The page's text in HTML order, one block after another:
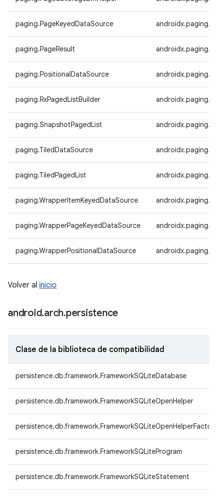
paging.PageKeyedDataSource
paging.PageResult
paging.PositionalDataSource
paging.RxPagedListBuilder
paging.SnapshotPagedList
paging.TiledDataSource
paging.TiledPagedList
paging.WrapperItemKeyedDataSource
paging.WrapperPageKeyedDataSource
paging.WrapperPositionalDataSource
Volver al inicio
android.arch.persistence
Clase de la biblioteca de compatibilidad
persistence.db.framework.FrameworkSQLiteDatabase
persistence.db.framework.FrameworkSQLiteOpenHelper
persistence.db.framework.FrameworkSQLiteOpenHelperFactory
persistence.db.framework.FrameworkSQLiteProgram
persistence.db.framework.FrameworkSQLiteStatement